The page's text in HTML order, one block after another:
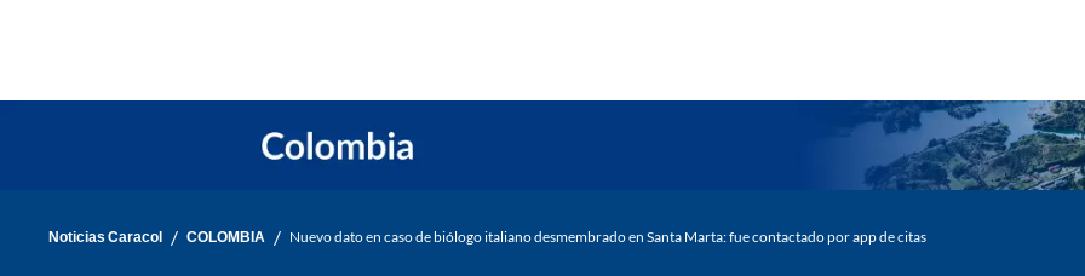
Noticias Caracol / COLOMBIA / Nuevo dato en caso de biólogo italiano desmembrado en Santa Marta: fue contactado por app de citas